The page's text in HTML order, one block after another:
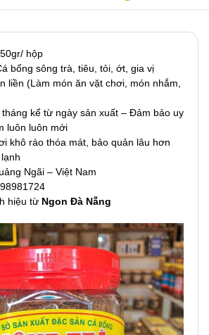
hộp
bống sông trà, tiêu, tỏi, ớt, gia vị
liền (Làm món ăn vặt chơi, món nhắm,
tháng kể từ ngày sản xuất – Đảm bảo uy
luôn luôn mới
khô ráo thóa mát, bảo quản lâu hơn
Ngãi – Việt Nam
hiệu từ Ngon Đà Nẵng